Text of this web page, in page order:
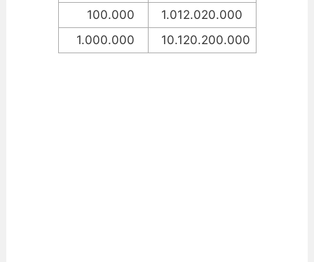
100.000
1.012.020.000
1.000.000
10.120.200.000